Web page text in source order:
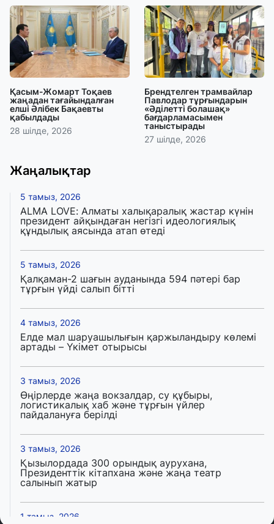
Қасым-Жомарт Тоқаев
жаңадан тағайындалған
елші Әлібек Бақаевты
қабылдады
28 шілде, 2026
Брендтелген трамвайлар
Павлодар тұрғындарын
«Әділетті болашақ»
бағдарламасымен
таныстырады
27 шілде, 2026
Жаңалықтар
5 тамыз, 2026
ALMA LOVE: Алматы халықаралық жастар күнін
президент айқындаған негізгі идеологиялық
құндылық аясында атап өтеді
5 тамыз, 2026
Қалқаман-2 шағын ауданында 594 пәтері бар
тұрғын үйді салып бітті
4 тамыз, 2026
Елде мал шаруашылығын қаржыландыру көлемі
артады – Үкімет отырысы
3 тамыз, 2026
Өңірлерде жаңа вокзалдар, су құбыры,
логистикалық хаб және тұрғын үйлер
пайдалануға берілді
3 тамыз, 2026
Қызылордада 300 орындық аурухана,
Президенттік кітапхана және жаңа театр
салынып жатыр
1 тамыз, 2026